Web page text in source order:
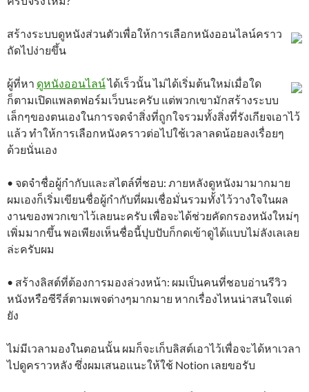
สร้างระบบดูหนังส่วนตัวเพื่อให้การเลือกหนังออนไลน์คราว
ถัดไปง่ายขึ้น
ผู้ที่หา ดูหนังออนไลน์ได้เร็วนั้น ไม่ได้เริ่มต้นใหม่เมื่อใด
ก็ตามเปิดแพลตฟอร์มเว็บนะครับ แต่พวกเขามักสร้างระบบ
เล็กๆของตนเองในการจดจำสิ่งที่ถูกใจรวมทั้งสิ่งที่รังเกียจเอาไว้
แล้ว ทำให้การเลือกหนังคราวต่อไปใช้เวลาลดน้อยลงเรื่อยๆ
ด้วยนั่นเอง
• จดจำชื่อผู้กำกับและสไตล์ที่ชอบ: ภายหลังดูหนังมามากมาย
ผมเองก็เริ่มเขียนชื่อผู้กำกับที่ผมเชื่อมั่นรวมทั้งไว้วางใจในผล
งานของพวกเขาไว้เลยนะครับ เพื่อจะได้ช่วยคัดกรองหนังใหม่ๆ
เพิ่มมากขึ้น พอเพียงเห็นชื่อนี้ปุบปับก็กดเข้าดูได้แบบไม่ลังเลเลย
ล่ะครับผม
• สร้างลิสต์ที่ต้องการมองล่วงหน้า: ผมเป็นคนที่ชอบอ่านรีวิว
หนังหรือซีรีส์ตามเพจต่างๆมากมาย หากเรื่องไหนน่าสนใจแต่
ยัง
ไม่มีเวลามองในตอนนั้น ผมก็จะเก็บลิสต์เอาไว้เพื่อจะได้หาเวลา
ไปดูคราวหลัง ซึ่งผมเสนอแนะให้ใช้ Notion เลยขอรับ